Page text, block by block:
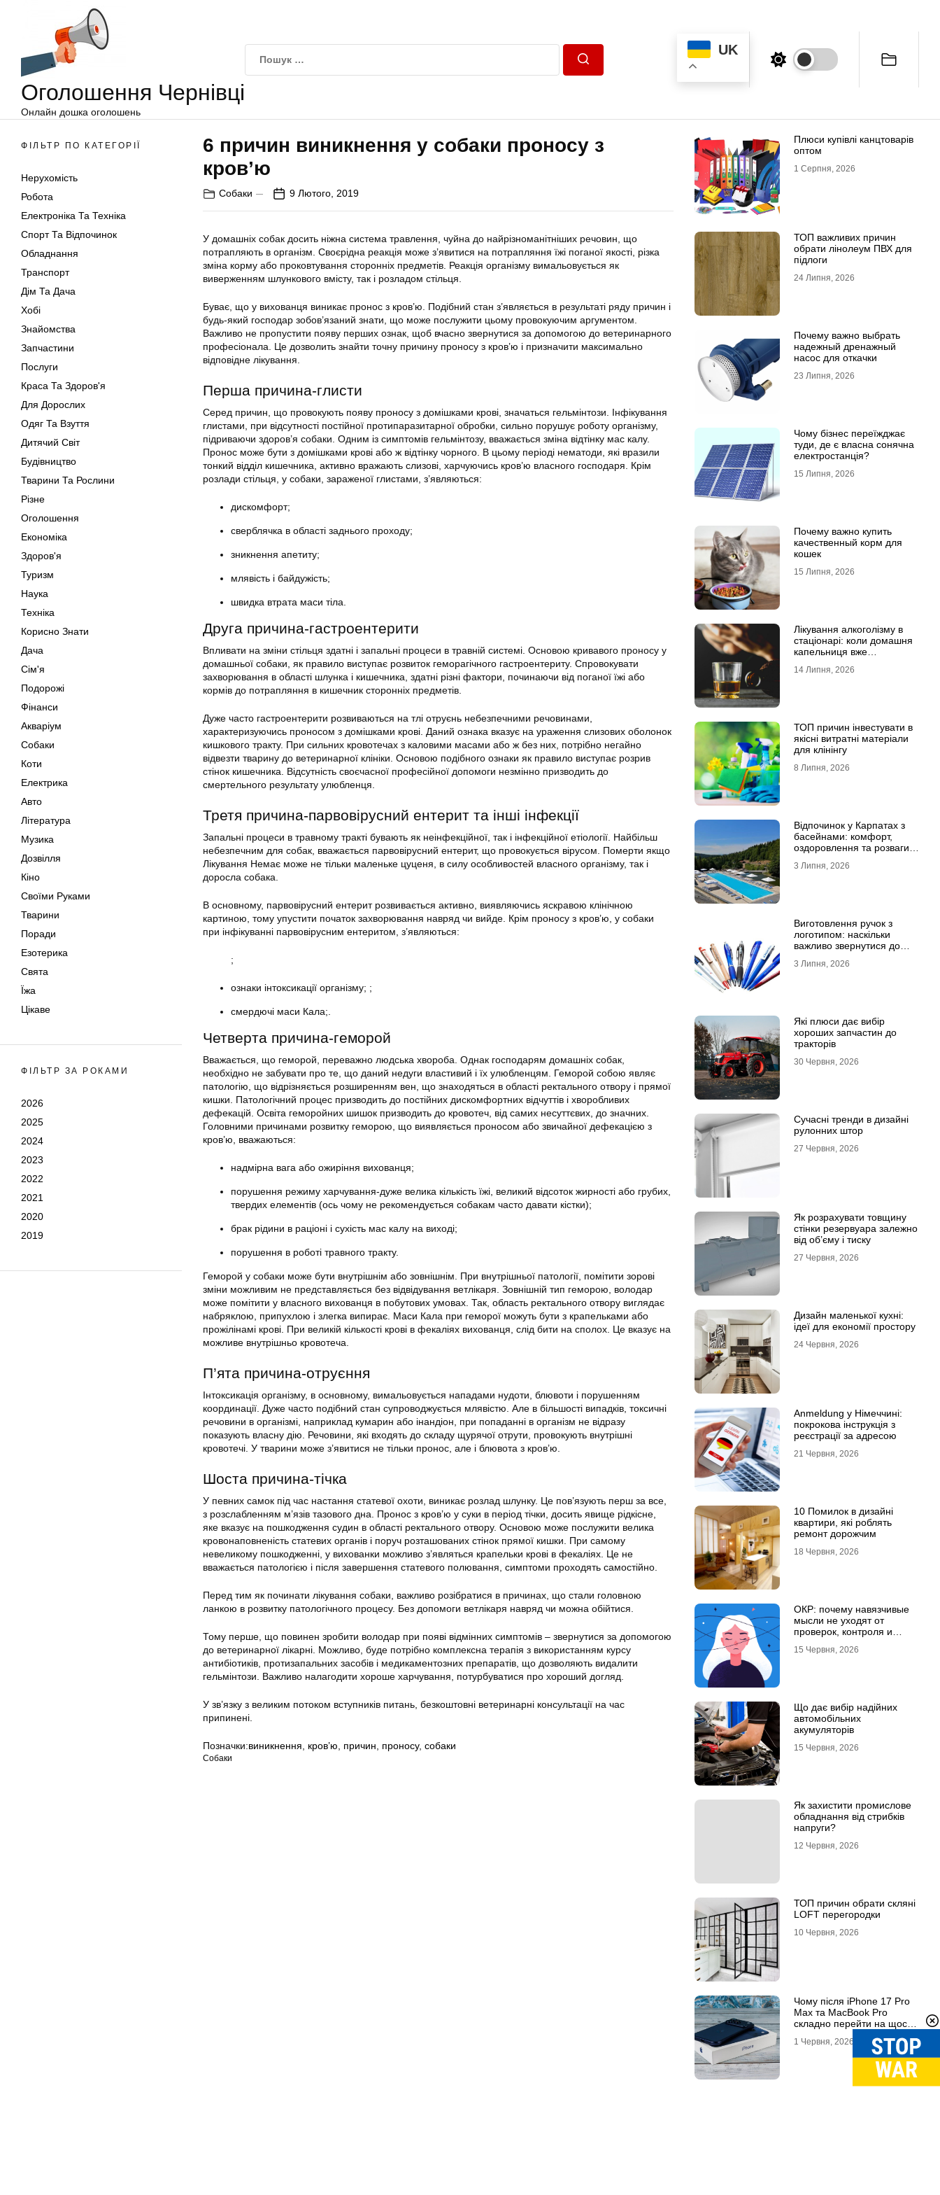
Оголошення Чернівці
Онлайн дошка оголошень
UK
ФІЛЬТР ПО КАТЕГОРІЇ
Нерухомість
Робота
Електроніка Та Техніка
Спорт Та Відпочинок
Обладнання
Транспорт
Дім Та Дача
Хобі
Знайомства
Запчастини
Послуги
Краса Та Здоров'я
Для Дорослих
Одяг Та Взуття
Дитячий Світ
Будівництво
Тварини Та Рослини
Різне
Оголошення
Економіка
Здоров'я
Туризм
Наука
Техніка
Корисно Знати
Дача
Сім'я
Подорожі
Фінанси
Акваріум
Собаки
Коти
Електрика
Авто
Література
Музика
Дозвілля
Кіно
Своїми Руками
Тварини
Поради
Езотерика
Свята
Їжа
Цікаве
ФІЛЬТР ЗА РОКАМИ
2026
2025
2024
2023
2022
2021
2020
2019
6 причин виникнення у собаки проносу з
кров’ю
Собаки 9 Лютого, 2019
У домашніх собак досить ніжна система травлення, чуйна до найрізноманітніших речовин, що
потрапляють в організм. Своєрідна реакція може з’явитися на потрапляння їжі поганої якості, різка
зміна корму або проковтування сторонніх предметів. Реакція організму вимальовується як
виверженням шлункового вмісту, так і розладом стільця.
Буває, що у вихованця виникає пронос з кров’ю. Подібний стан з’являється в результаті ряду причин і
будь-який господар зобов’язаний знати, що може послужити цьому провокуючим аргументом.
Важливо не пропустити появу перших ознак, щоб вчасно звернутися за допомогою до ветеринарного
професіонала. Це дозволить знайти точну причину проносу з кров’ю і призначити максимально
відповідне лікування.
Перша причина-глисти
Серед причин, що провокують появу проносу з домішками крові, значаться гельмінтози. Інфікування
глистами, при відсутності постійної протипаразитарної обробки, сильно порушує роботу організму,
підриваючи здоров’я собаки. Одним із симптомів гельмінтозу, вважається зміна відтінку мас калу.
Пронос може бути з домішками крові або ж відтінку чорного. В цьому періоді нематоди, які вразили
тонкий відділ кишечника, активно вражають слизові, харчуючись кров’ю власного господаря. Крім
розлади стільця, у собаки, зараженої глистами, з’являються:
дискомфорт;
сверблячка в області заднього проходу;
зникнення апетиту;
млявість і байдужість;
швидка втрата маси тіла.
Друга причина-гастроентерити
Впливати на зміни стільця здатні і запальні процеси в травній системі. Основою кривавого проносу у
домашньої собаки, як правило виступає розвиток геморагічного гастроентериту. Спровокувати
захворювання в області шлунка і кишечника, здатні різні фактори, починаючи від поганої їжі або
кормів до потрапляння в кишечник сторонніх предметів.
Дуже часто гастроентерити розвиваються на тлі отруєнь небезпечними речовинами,
характеризуючись проносом з домішками крові. Даний ознака вказує на ураження слизових оболонок
кишкового тракту. При сильних кровотечах з каловими масами або ж без них, потрібно негайно
відвезти тварину до ветеринарної клініки. Основою подібного ознаки як правило виступає розрив
стінок кишечника. Відсутність своєчасної професійної допомоги незмінно призводить до
смертельного результату улюбленця.
Третя причина-парвовірусний ентерит та інші інфекції
Запальні процеси в травному тракті бувають як неінфекційної, так і інфекційної етіології. Найбільш
небезпечним для собак, вважається парвовірусний ентерит, що провокується вірусом. Померти якщо
Лікування Немає може не тільки маленьке цуценя, в силу особливостей власного організму, так і
доросла собака.
В основному, парвовірусний ентерит розвивається активно, виявляючись яскравою клінічною
картиною, тому упустити початок захворювання навряд чи вийде. Крім проносу з кров’ю, у собаки
при інфікуванні парвовірусним ентеритом, з’являються:
;
ознаки інтоксикації організму; ;
смердючі маси Кала;.
Четверта причина-геморой
Вважається, що геморой, переважно людська хвороба. Однак господарям домашніх собак,
необхідно не забувати про те, що даний недуги властивий і їх улюбленцям. Геморой собою являє
патологію, що відрізняється розширенням вен, що знаходяться в області ректального отвору і прямої
кишки. Патологічний процес призводить до постійних дискомфортних відчуттів і хворобливих
дефекацій. Освіта геморойних шишок призводить до кровотеч, від самих несуттєвих, до значних.
Головними причинами розвитку геморою, що виявляється проносом або звичайної дефекацією з
кров’ю, вважаються:
надмірна вага або ожиріння вихованця;
порушення режиму харчування-дуже велика кількість їжі, великий відсоток жирності або грубих,
твердих елементів (ось чому не рекомендується собакам часто давати кістки);
брак рідини в раціоні і сухість мас калу на виході;
порушення в роботі травного тракту.
Геморой у собаки може бути внутрішнім або зовнішнім. При внутрішньої патології, помітити зорові
зміни можливим не представляється без відвідування ветлікаря. Зовнішній тип геморою, володар
може помітити у власного вихованця в побутових умовах. Так, область ректального отвору виглядає
набряклою, припухлою і злегка випирає. Маси Кала при геморої можуть бути з крапельками або
прожілінамі крові. При великій кількості крові в фекаліях вихованця, слід бити на сполох. Це вказує на
можливе внутрішньо кровотеча.
П’ята причина-отруєння
Інтоксикація організму, в основному, вимальовується нападами нудоти, блювоти і порушенням
координації. Дуже часто подібний стан супроводжується млявістю. Але в більшості випадків, токсичні
речовини в організмі, наприклад кумарин або інандіон, при попаданні в організм не відразу
показують власну дію. Речовини, які входять до складу щурячої отрути, провокують внутрішні
кровотечі. У тварини може з’явитися не тільки пронос, але і блювота з кров’ю.
Шоста причина-тічка
У певних самок під час настання статевої охоти, виникає розлад шлунку. Це пов’язують перш за все,
з розслабленням м’язів тазового дна. Пронос з кров’ю у суки в період тічки, досить явище рідкісне,
яке вказує на пошкодження судин в області ректального отвору. Основою може послужити велика
кровонаповненість статевих органів і поруч розташованих стінок прямої кишки. При самому
невеликому пошкодженні, у вихованки можливо з’являться крапельки крові в фекаліях. Це не
вважається патологією і після завершення статевого полювання, симптоми проходять самостійно.
Перед тим як починати лікування собаки, важливо розібратися в причинах, що стали головною
ланкою в розвитку патологічного процесу. Без допомоги ветлікаря навряд чи можна обійтися.
Тому перше, що повинен зробити володар при появі відмінних симптомів – звернутися за допомогою
до ветеринарної лікарні. Можливо, буде потрібно комплексна терапія з використанням курсу
антибіотиків, протизапальних засобів і медикаментозних препаратів, що дозволяють видалити
гельмінтози. Важливо налагодити хороше харчування, потурбуватися про хороший догляд.
У зв’язку з великим потоком вступників питань, безкоштовні ветеринарні консультації на час
припинені.
Позначки:виникнення кров’ю причин проносу, собаки
Собаки
Плюси купівлі канцтоварів
оптом
1 Серпня, 2026
ТОП важливих причин
обрати лінолеум ПВХ для
підлоги
24 Липня, 2026
Почему важно выбрать
надежный дренажный
насос для откачки
23 Липня, 2026
Чому бізнес переїжджає
туди, де є власна сонячна
електростанція?
15 Липня, 2026
Почему важно купить
качественный корм для
кошек
15 Липня, 2026
Лікування алкоголізму в
стаціонарі: коли домашня
капельниця вже
14 Липня, 2026
ТОП причин інвестувати в
якісні витратні матеріали
для клінінгу
8 Липня, 2026
Відпочинок у Карпатах з
басейнами: комфорт,
оздоровлення та розваги
3 Липня, 2026
Виготовлення ручок з
логотипом: наскільки
важливо звернутися до
3 Липня, 2026
Які плюси дає вибір
хороших запчастин до
тракторів
30 Червня, 2026
Сучасні тренди в дизайні
рулонних штор
27 Червня, 2026
Як розрахувати товщину
стінки резервуара залежно
від об’єму і тиску
27 Червня, 2026
Дизайн маленької кухні:
ідеї для економії простору
24 Червня, 2026
Anmeldung у Німеччині:
покрокова інструкція з
реєстрації за адресою
21 Червня, 2026
10 Помилок в дизайні
квартири, які роблять
ремонт дорожчим
18 Червня, 2026
ОКР: почему навязчивые
мысли не уходят от
проверок, контроля и
15 Червня, 2026
Що дає вибір надійних
автомобільних
акумуляторів
15 Червня, 2026
Як захистити промислове
обладнання від стрибків
напруги?
12 Червня, 2026
ТОП причин обрати скляні
LOFT перегородки
10 Червня, 2026
Чому після iPhone 17 Pro
Max та MacBook Pro
складно перейти на щось
1 Червня, 2026